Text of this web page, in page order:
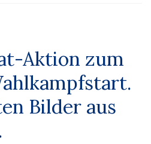
Aktion zum
Bilder aus